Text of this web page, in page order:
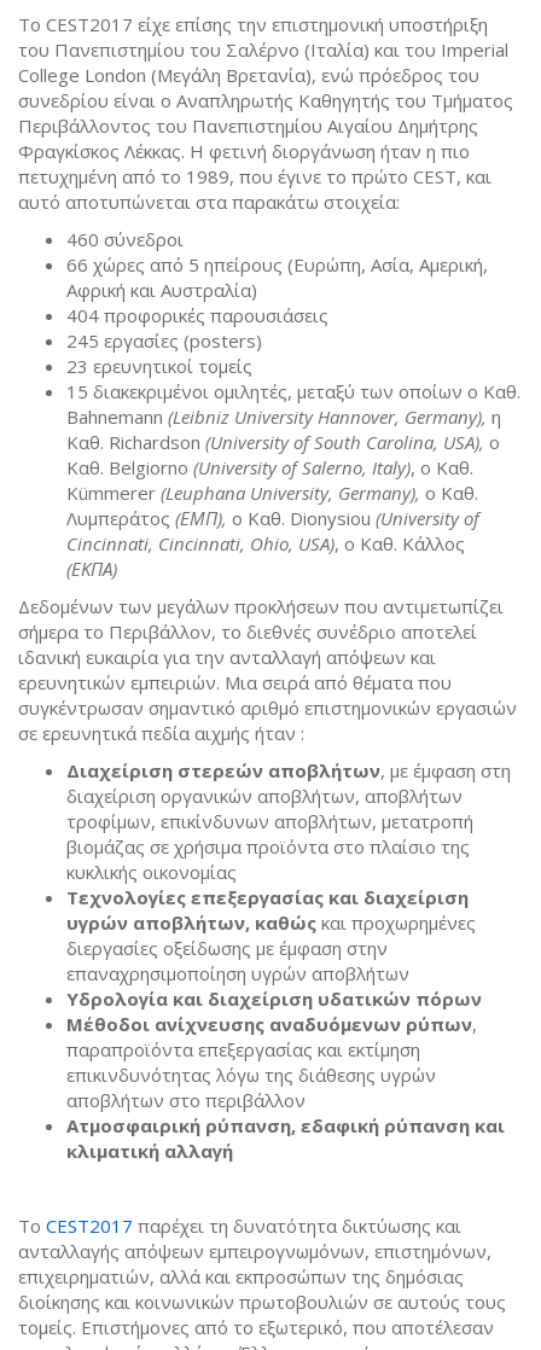
Το CEST2017 είχε επίσης την επιστημονική υποστήριξη
του Πανεπιστημίου του Σαλέρνο (Ιταλία) και του Imperial
College London (Μεγάλη Βρετανία), ενώ πρόεδρος του
συνεδρίου είναι ο Αναπληρωτής Καθηγητής του Τμήματος
Περιβάλλοντος του Πανεπιστημίου Αιγαίου Δημήτρης
Φραγκίσκος Λέκκας. Η φετινή διοργάνωση ήταν η πιο
πετυχημένη από το 1989, που έγινε το πρώτο CEST, και
αυτό αποτυπώνεται στα παρακάτω στοιχεία:
460 σύνεδροι
66 χώρες από 5 ηπείρους (Ευρώπη, Ασία, Αμερική,
Αφρική και Αυστραλία)
404 προφορικές παρουσιάσεις
245 εργασίες (posters)
23 ερευνητικοί τομείς
15 διακεκριμένοι ομιλητές, μεταξύ των οποίων ο Καθ.
Bahnemann (Leibniz University Hannover, Germany), η
Καθ. Richardson (University of South Carolina, USA), ο
Καθ. Belgiorno (University of Salerno, Italy), ο Καθ.
Kümmerer (Leuphana University, Germany), ο Καθ.
Λυμπεράτος (ΕΜΠ), ο Καθ. Dionysiou (University of
Cincinnati, Cincinnati, Ohio, USA), ο Καθ. Κάλλος
(ΕΚΠΑ)
Δεδομένων των μεγάλων προκλήσεων που αντιμετωπίζει
σήμερα το Περιβάλλον, το διεθνές συνέδριο αποτελεί
ιδανική ευκαιρία για την ανταλλαγή απόψεων και
ερευνητικών εμπειριών. Μια σειρά από θέματα που
συγκέντρωσαν σημαντικό αριθμό επιστημονικών εργασιών
σε ερευνητικά πεδία αιχμής ήταν :
Διαχείριση στερεών αποβλήτων, με έμφαση στη
διαχείριση οργανικών αποβλήτων, αποβλήτων
τροφίμων, επικίνδυνων αποβλήτων, μετατροπή
βιομάζας σε χρήσιμα προϊόντα στο πλαίσιο της
κυκλικής οικονομίας
Τεχνολογίες επεξεργασίας και διαχείριση
υγρών αποβλήτων, καθώς και προχωρημένες
διεργασίες οξείδωσης με έμφαση στην
επαναχρησιμοποίηση υγρών αποβλήτων
Υδρολογία και διαχείριση υδατικών πόρων
Μέθοδοι ανίχνευσης αναδυόμενων ρύπων,
παραπροϊόντα επεξεργασίας και εκτίμηση
επικινδυνότητας λόγω της διάθεσης υγρών
αποβλήτων στο περιβάλλον
Ατμοσφαιρική ρύπανση, εδαφική ρύπανση και
κλιματική αλλαγή
Το CEST2017 παρέχει τη δυνατότητα δικτύωσης και
ανταλλαγής απόψεων εμπειρογνωμόνων, επιστημόνων,
επιχειρηματιών, αλλά και εκπροσώπων της δημόσιας
διοίκησης και κοινωνικών πρωτοβουλιών σε αυτούς τους
τομείς. Επιστήμονες από το εξωτερικό, που αποτέλεσαν